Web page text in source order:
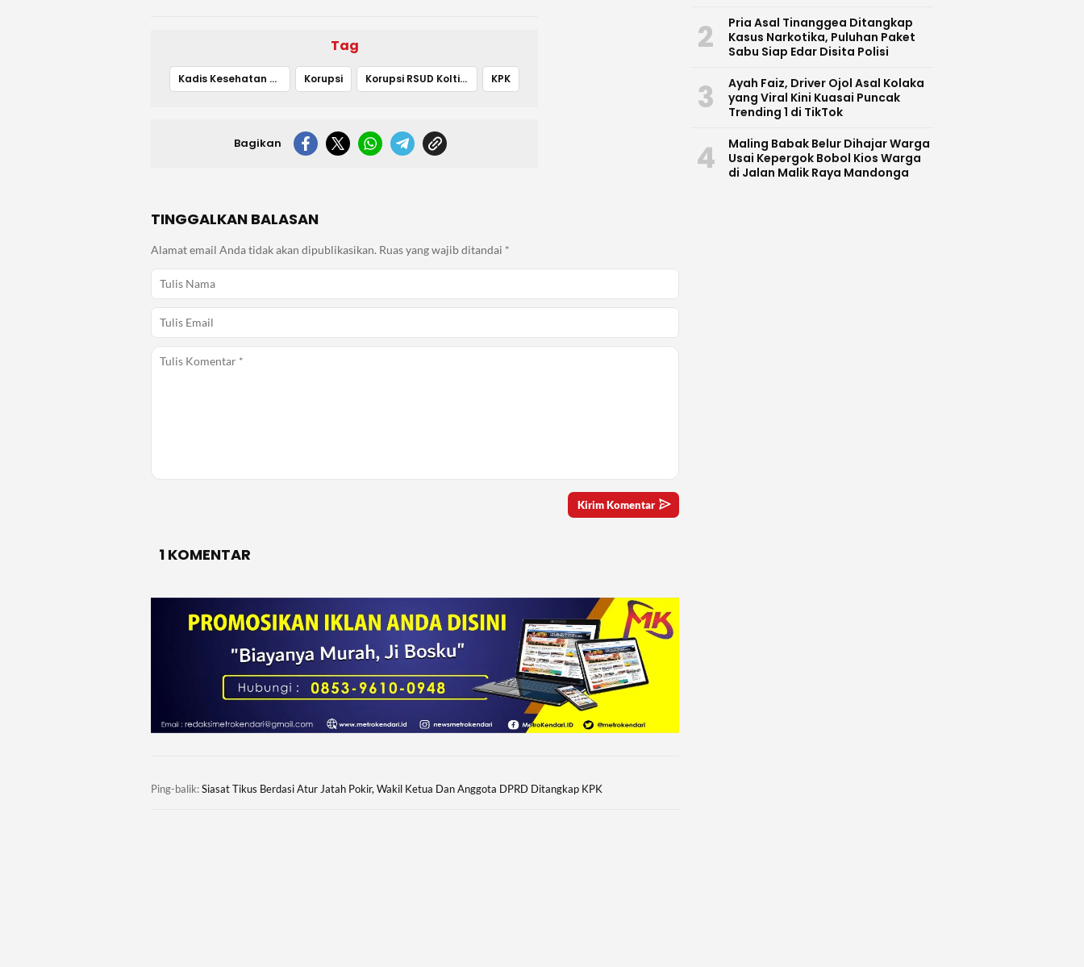
Tag
Kadis Kesehatan Koltim Korupsi Korupsi RSUD Koltim KPK
Bagikan
TINGGALKAN BALASAN
Alamat email Anda tidak akan dipublikasikan. Ruas yang wajib ditandai *
1 KOMENTAR
Ping-balik:Siasat Tikus Berdasi Atur Jatah Pokir, Wakil Ketua Dan Anggota DPRD Ditangkap KPK
2
Pria Asal Tinanggea Ditangkap
Kasus Narkotika, Puluhan Paket
Sabu Siap Edar Disita Polisi
3
Ayah Faiz, Driver Ojol Asal Kolaka
yang Viral Kini Kuasai Puncak
Trending 1 di TikTok
4
Maling Babak Belur Dihajar Warga
Usai Kepergok Bobol Kios Warga
di Jalan Malik Raya Mandonga